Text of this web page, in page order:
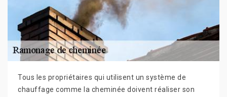
Tous les propriétaires qui utilisent un système de
chauffage comme la cheminée doivent réaliser son